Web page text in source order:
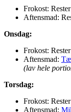
Frokost:
Aftensmad:
Onsdag:
Frokost:
Aftensmad:
(lav hele
Torsdag:
Frokost:
Aftensmad: